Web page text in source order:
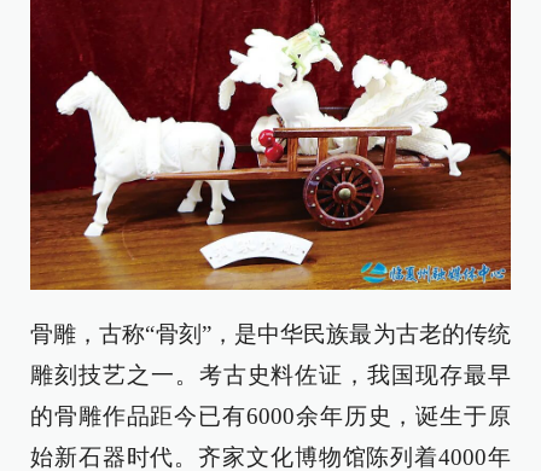
骨雕，古称“骨刻”，是中华民族最为古老的传统
雕刻技艺之一。考古史料佐证，我国现存最早
的骨雕作品距今已有6000余年历史，诞生于原
始新石器时代。齐家文化博物馆陈列着4000年